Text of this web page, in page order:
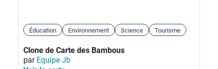
Éducation Environnement Science Tourisme
Clone de Carte des Bambous
par Equipe Jb